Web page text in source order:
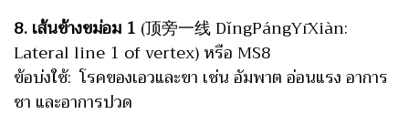
8. เส้นข้างขม่อม 1 (顶旁一线 DǐngPángYīXiàn:
Lateral line 1 of vertex) หรือ MS8
ข้อบ่งใช้: โรคของเอวและขา เช่น อัมพาต อ่อนแรง อาการ
ชา และอาการปวด